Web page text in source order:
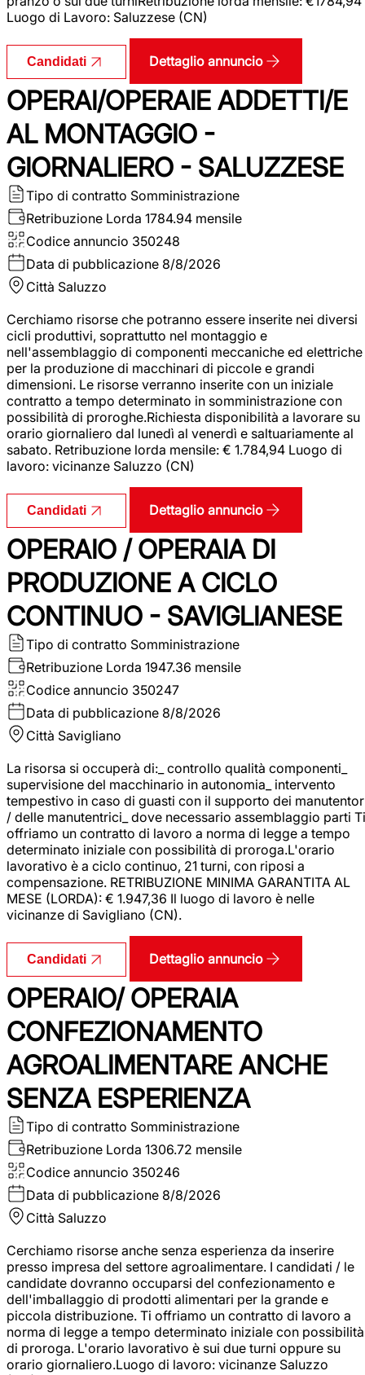
Luogo di Lavoro: Saluzzese (CN)
Candidati Dettaglio annuncio
OPERAI/OPERAIE ADDETTI/E
AL MONTAGGIO -
GIORNALIERO - SALUZZESE
Tipo di contratto Somministrazione
Retribuzione Lorda 1784.94 mensile
Codice annuncio 350248
Data di pubblicazione 8/8/2026
Città Saluzzo
Cerchiamo risorse che potranno essere inserite nei diversi
cicli produttivi, soprattutto nel montaggio e
nell'assemblaggio di componenti meccaniche ed elettriche
per la produzione di macchinari di piccole e grandi
dimensioni. Le risorse verranno inserite con un iniziale
contratto a tempo determinato in somministrazione con
possibilità di proroghe.Richiesta disponibilità a lavorare su
orario giornaliero dal lunedì al venerdì e saltuariamente al
sabato. Retribuzione lorda mensile: € 1.784,94 Luogo di
lavoro: vicinanze Saluzzo (CN)
Candidati Dettaglio annuncio
OPERAIO / OPERAIA DI
PRODUZIONE A CICLO
CONTINUO - SAVIGLIANESE
Tipo di contratto Somministrazione
Retribuzione Lorda 1947.36 mensile
Codice annuncio 350247
Data di pubblicazione 8/8/2026
Città Savigliano
La risorsa si occuperà di:_ controllo qualità componenti_
supervisione del macchinario in autonomia_ intervento
tempestivo in caso di guasti con il supporto dei
/ delle manutentrici_ dove necessario assemblaggio parti Ti
offriamo un contratto di lavoro a norma di legge a tempo
determinato iniziale con possibilità di proroga.L'orario
lavorativo è a ciclo continuo, 21 turni, con riposi a
compensazione. RETRIBUZIONE MINIMA GARANTITA AL
MESE (LORDA): € 1.947,36 Il luogo di lavoro è nelle
vicinanze di Savigliano (CN).
Candidati Dettaglio annuncio
OPERAIO/ OPERAIA
CONFEZIONAMENTO
AGROALIMENTARE ANCHE
SENZA ESPERIENZA
Tipo di contratto Somministrazione
Retribuzione Lorda 1306.72 mensile
Codice annuncio 350246
Data di pubblicazione 8/8/2026
Città Saluzzo
Cerchiamo risorse anche senza esperienza da inserire
presso impresa del settore agroalimentare. I candidati / le
candidate dovranno occuparsi del confezionamento e
dell'imballaggio di prodotti alimentari per la grande e
piccola distribuzione. Ti offriamo un contratto di lavoro a
norma di legge a tempo determinato iniziale con possibilità
di proroga. L'orario lavorativo è sui due turni oppure su
orario giornaliero.Luogo di lavoro: vicinanze Saluzzo